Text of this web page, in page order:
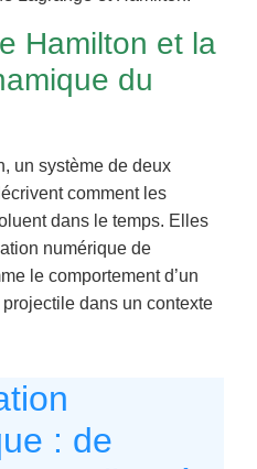
Hamilton et la
du
un système de deux
comment les
dans le temps. Elles
numérique de
le comportement d’un
dans un contexte
: de